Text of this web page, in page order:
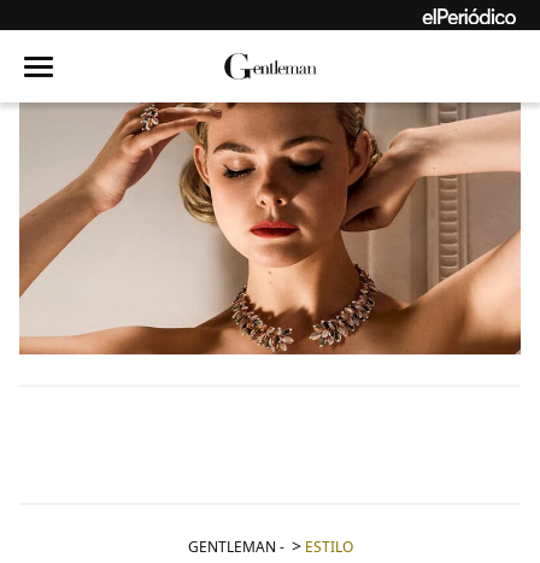
GENTLEMAN - ESTILO